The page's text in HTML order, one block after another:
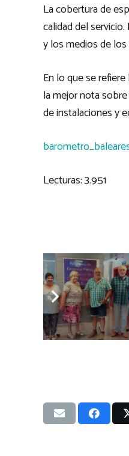
La cobertura de
calidad del
y los medios de
En lo que se
la mejor nota
de instalaciones y
Lecturas:3.951